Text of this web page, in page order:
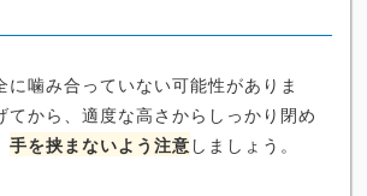
に噛み合っていない可能性がありま
てから、適度な高さからしっかり閉め
手を挟まないよう注意 しましょう。